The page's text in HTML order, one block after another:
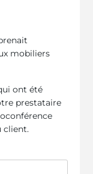
mobiliers
ont été
prestataire
client.